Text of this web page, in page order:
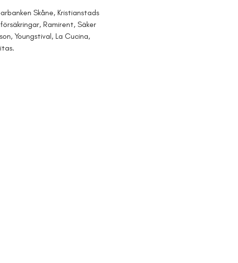
Skåne, Kristianstads
Ramirent, Säker
Youngstival, La Cucina,